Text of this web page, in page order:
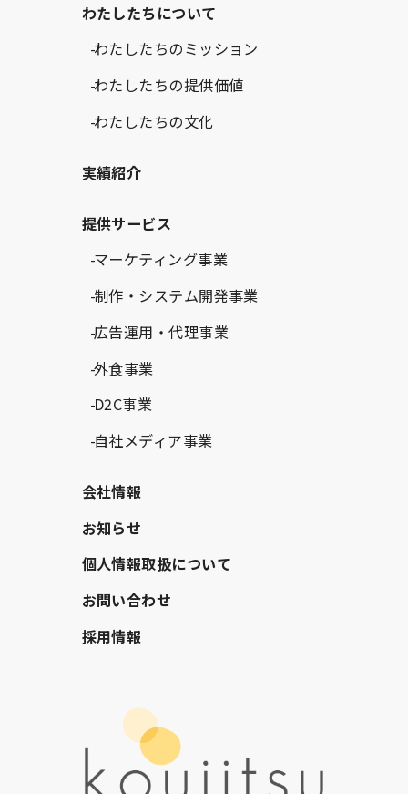
わたしたちについて
わたしたちのミッション
わたしたちの提供価値
わたしたちの文化
実績紹介
提供サービス
マーケティング事業
制作・システム開発事業
広告運用・代理事業
外食事業
D2C事業
自社メディア事業
会社情報
お知らせ
個人情報取扱について
お問い合わせ
採用情報